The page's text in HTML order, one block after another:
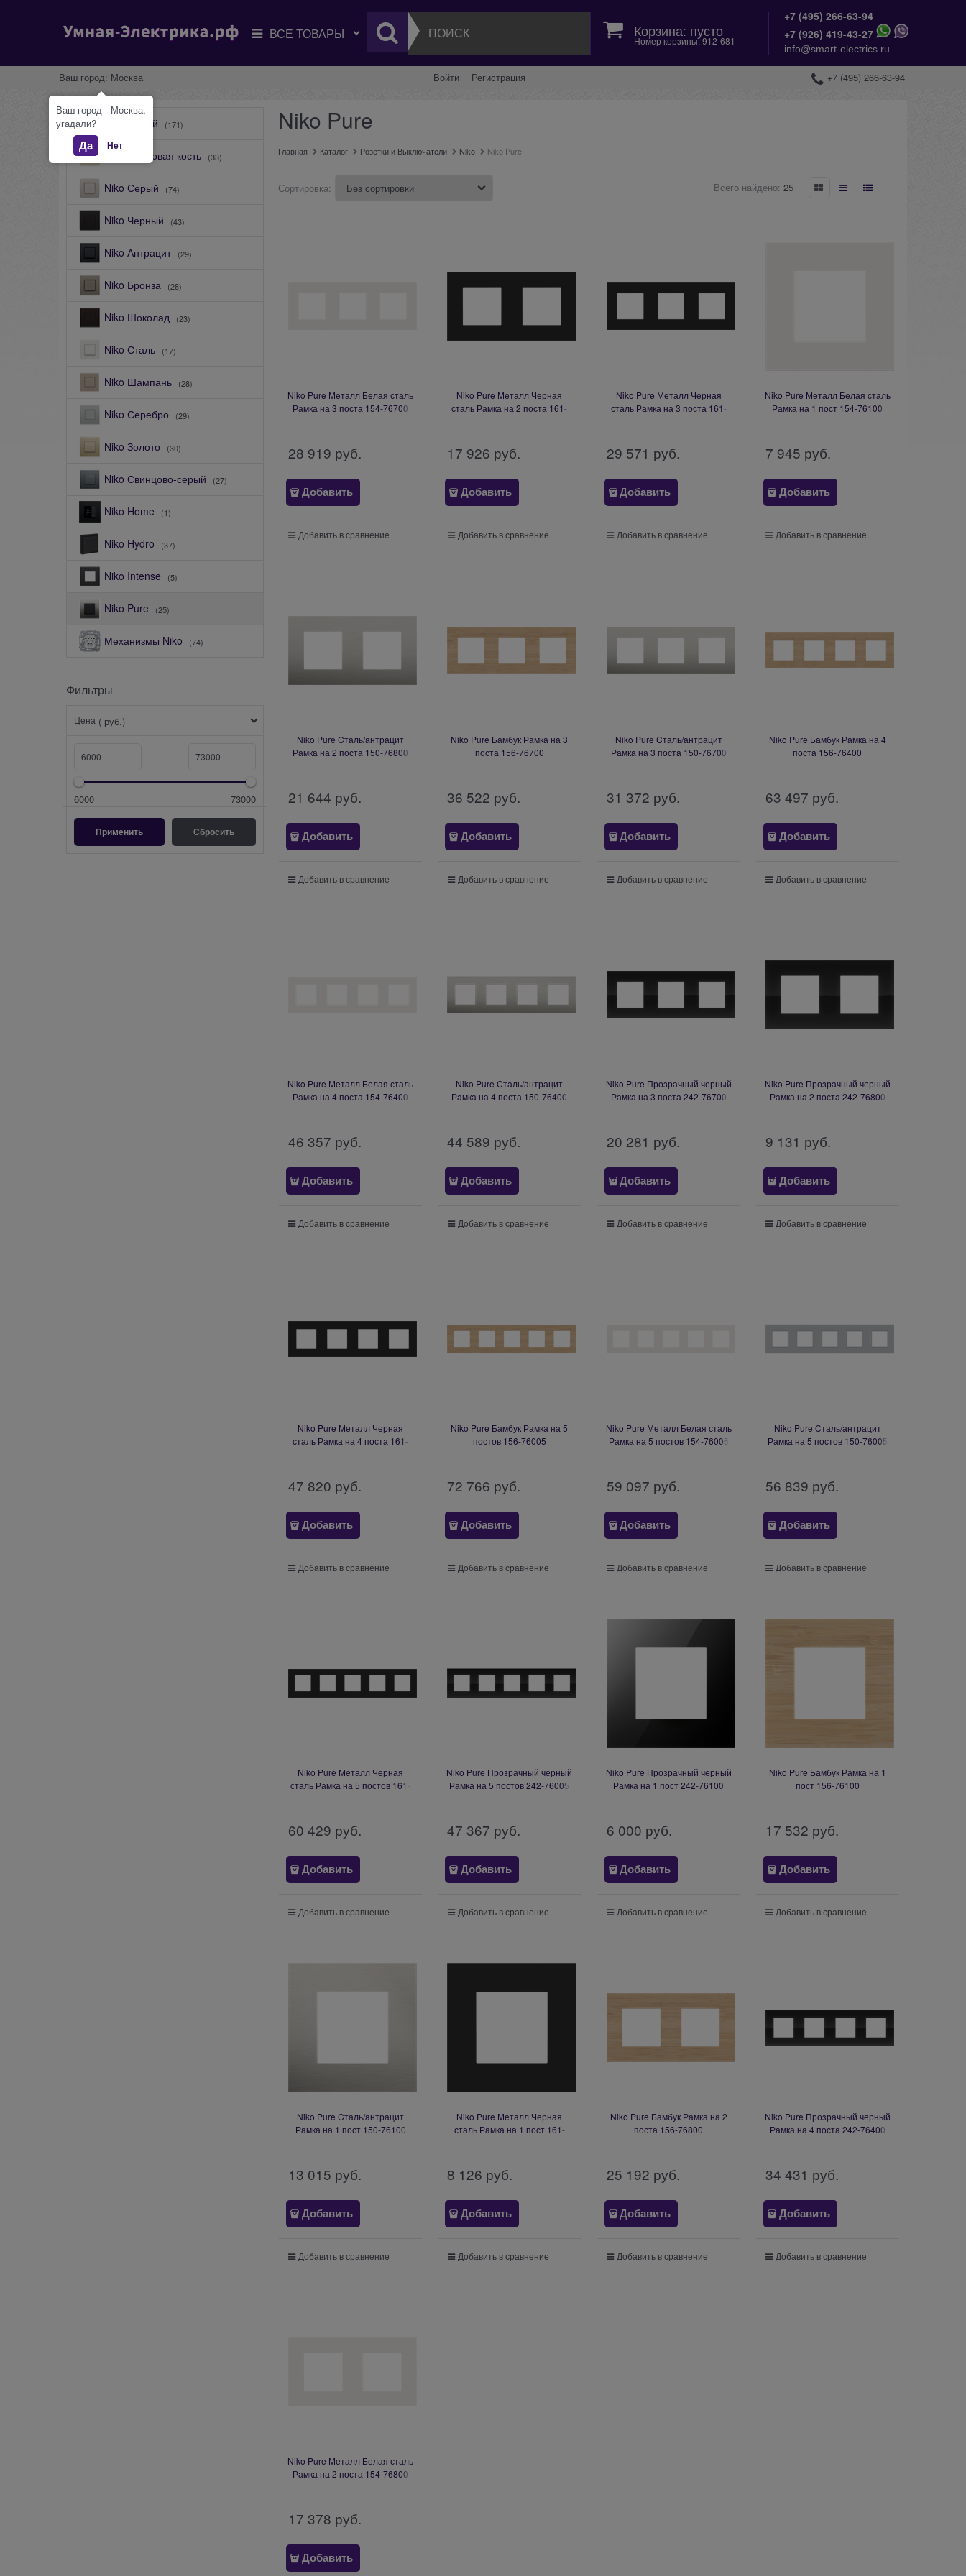
Корзина: пусто
Номер корзины: 912-681
+7 (495) 266-63-94
+7 (926) 419-43-27
info@smart-electrics.ru
Ваш город: Москва Войти Регистрация +7 (495) 266-63-94
Niko Белый (171)
Niko Слоновая кость (33)
Niko Серый (74)
Niko Черный (43)
Niko Антрацит (29)
Niko Бронза (28)
Niko Шоколад (23)
Niko Сталь (17)
Niko Шампань (28)
Niko Серебро (29)
Niko Золото (30)
Niko Свинцово-серый (27)
Niko Home (1)
Niko Hydro (37)
Niko Intense (5)
Niko Pure (25)
Механизмы Niko (74)
Фильтры
Цена ( руб.)
-
6000 73000
Niko Pure
Главная Каталог Розетки и Выключатели Niko Niko Pure
Сортировка: Всего найдено: 25
Niko Pure Металл Белая сталь
Рамка на 3 поста 154-76700
28 919 руб.
Добавить
Добавить в сравнение
Niko Pure Металл Черная
сталь Рамка на 2 поста 161-
17 926 руб.
Добавить
Добавить в сравнение
Niko Pure Металл Черная
сталь Рамка на 3 поста 161-
29 571 руб.
Добавить
Добавить в сравнение
Niko Pure Металл Белая сталь
Рамка на 1 пост 154-76100
7 945 руб.
Добавить
Добавить в сравнение
Niko Pure Cталь/антрацит
Рамка на 2 поста 150-76800
21 644 руб.
Добавить
Добавить в сравнение
Niko Pure Бамбук Рамка на 3
поста 156-76700
36 522 руб.
Добавить
Добавить в сравнение
Niko Pure Cталь/антрацит
Рамка на 3 поста 150-76700
31 372 руб.
Добавить
Добавить в сравнение
Niko Pure Бамбук Рамка на 4
поста 156-76400
63 497 руб.
Добавить
Добавить в сравнение
Niko Pure Металл Белая сталь
Рамка на 4 поста 154-76400
46 357 руб.
Добавить
Добавить в сравнение
Niko Pure Cталь/антрацит
Рамка на 4 поста 150-76400
44 589 руб.
Добавить
Добавить в сравнение
Niko Pure Прозрачный черный
Рамка на 3 поста 242-76700
20 281 руб.
Добавить
Добавить в сравнение
Niko Pure Прозрачный черный
Рамка на 2 поста 242-76800
9 131 руб.
Добавить
Добавить в сравнение
Niko Pure Металл Черная
сталь Рамка на 4 поста 161-
47 820 руб.
Добавить
Добавить в сравнение
Niko Pure Бамбук Рамка на 5
постов 156-76005
72 766 руб.
Добавить
Добавить в сравнение
Niko Pure Металл Белая сталь
Рамка на 5 постов 154-76005
59 097 руб.
Добавить
Добавить в сравнение
Niko Pure Cталь/антрацит
Рамка на 5 постов 150-76005
56 839 руб.
Добавить
Добавить в сравнение
Niko Pure Металл Черная
сталь Рамка на 5 постов 161-
60 429 руб.
Добавить
Добавить в сравнение
Niko Pure Прозрачный черный
Рамка на 5 постов 242-76005
47 367 руб.
Добавить
Добавить в сравнение
Niko Pure Прозрачный черный
Рамка на 1 пост 242-76100
6 000 руб.
Добавить
Добавить в сравнение
Niko Pure Бамбук Рамка на 1
пост 156-76100
17 532 руб.
Добавить
Добавить в сравнение
Niko Pure Cталь/антрацит
Рамка на 1 пост 150-76100
13 015 руб.
Добавить
Добавить в сравнение
Niko Pure Металл Черная
сталь Рамка на 1 пост 161-
8 126 руб.
Добавить
Добавить в сравнение
Niko Pure Бамбук Рамка на 2
поста 156-76800
25 192 руб.
Добавить
Добавить в сравнение
Niko Pure Прозрачный черный
Рамка на 4 поста 242-76400
34 431 руб.
Добавить
Добавить в сравнение
Niko Pure Металл Белая сталь
Рамка на 2 поста 154-76800
17 378 руб.
Добавить
Ваш город - Москва,
угадали?
Да Нет